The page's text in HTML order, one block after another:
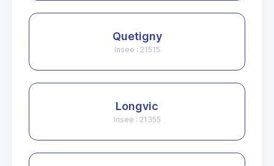
Quetigny
Insee : 21515
Longvic
Insee : 21355